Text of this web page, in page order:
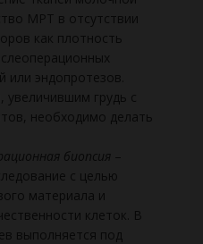
МРТ в отсутствии
как плотность
или эндопротезов.
грудь с
необходимо делать
биопсия –
с целью
материала и
клеток. В
выполняется под